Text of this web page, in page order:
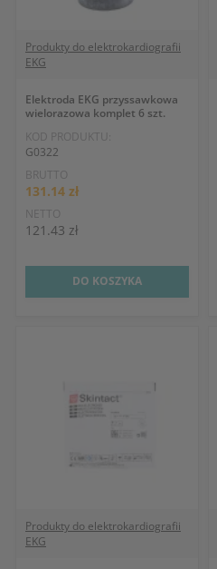
Produkty do elektrokardiografii
EKG
Elektroda EKG przyssawkowa
wielorazowa komplet 6 szt.
KOD PRODUKTU:
G0322
BRUTTO
131.14 zł
NETTO
121.43 zł
DO KOSZYKA
Produkty do elektrokardiografii
EKG